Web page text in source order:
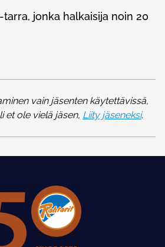
tarra, jonka halkaisija noin 20
vain jäsenten käytettävissä,
et ole vielä jäsen, Liity jäseneksi.